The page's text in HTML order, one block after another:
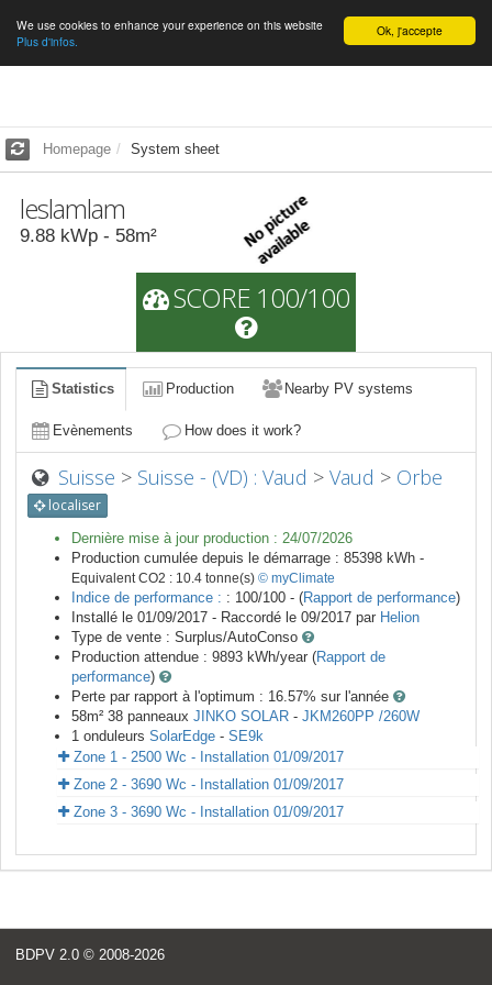
English Ok, j'accepte
We use cookies to enhance your experience on this website
Plus d'infos.
Homepage System sheet
leslamlam
9.88 kWp - 58m²
SCORE 100/100
Statistics Production Nearby PV systems
Evènements How does it work?
Suisse > Suisse - (VD) : Vaud >Vaud > Orbe
localiser
Dernière mise à jour production : 24/07/2026
Production cumulée depuis le démarrage : 85398 kWh -
Equivalent CO2 : 10.4 tonne(s) © myClimate
Indice de performance : : 100/100 - (Rapport de performance)
Installé le 01/09/2017 - Raccordé le 09/2017 par Helion
Type de vente : Surplus/AutoConso
Production attendue : 9893 kWh/year (Rapport de
performance)
Perte par rapport à l'optimum : 16.57% sur l'année
58m² 38 panneaux JINKO SOLAR - JKM260PP /260W
1 onduleurs SolarEdge - SE9k
Zone 1 - 2500 Wc - Installation 01/09/2017
Zone 2 - 3690 Wc - Installation 01/09/2017
Zone 3 - 3690 Wc - Installation 01/09/2017
BDPV 2.0 © 2008-2026